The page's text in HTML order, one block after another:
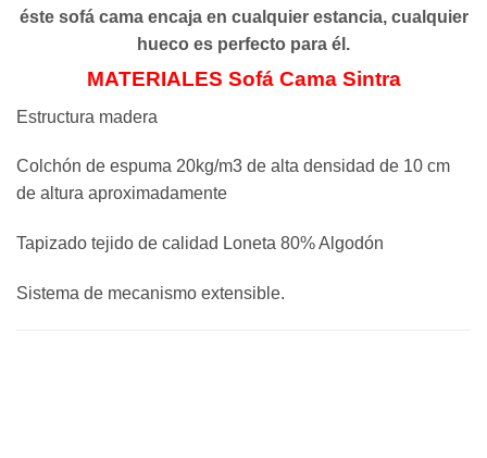
éste sofá cama encaja en cualquier estancia, cualquier
hueco es perfecto para él.
MATERIALES Sofá Cama Sintra
Estructura madera
Colchón de espuma 20kg/m3 de alta densidad de 10 cm
de altura aproximadamente
Tapizado tejido de calidad Loneta 80% Algodón
Sistema de mecanismo extensible.